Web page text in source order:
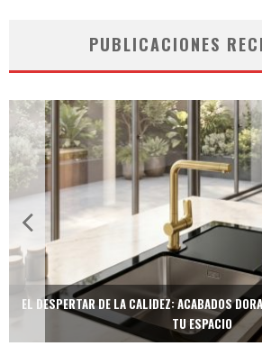
PUBLICACIONES
EL DESPERTAR DE LA CALIDEZ: ACABADOS
TU ESPACIO